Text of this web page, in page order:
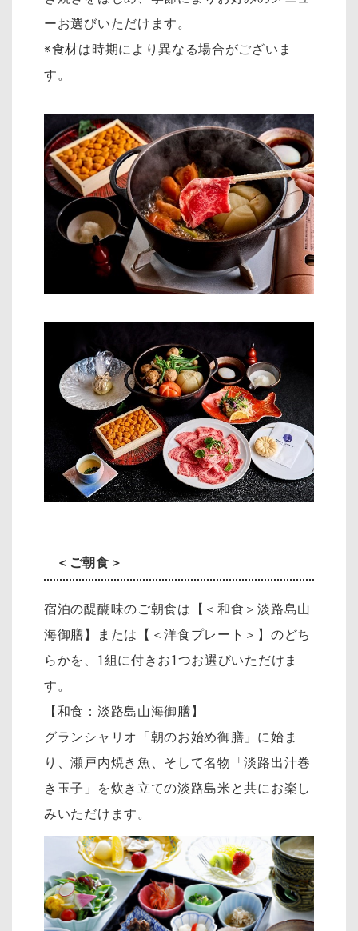
ーお選びいただけます。
※食材は時期により異なる場合がございま
す。
＜ご朝食＞
宿泊の醍醐味のご朝食は【＜和食＞淡路島山
海御膳】または【＜洋食プレート＞】のどち
らかを、1組に付きお1つお選びいただけま
す。
【和食：淡路島山海御膳】
グランシャリオ「朝のお始め御膳」に始ま
り、瀬戸内焼き魚、そして名物「淡路出汁巻
き玉子」を炊き立ての淡路島米と共にお楽し
みいただけます。